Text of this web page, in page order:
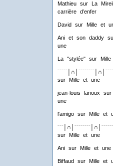
Mathieusur
La
carrière d’enfer
David sur Mille et
Ani et son daddy
une
La "stylée"sur
sur
Mille et une
jean-louis lanoux sur
une
l'amigosur Mille et
sur
Mille et une
Anisur Mille et une
Biffaud sur Mille et